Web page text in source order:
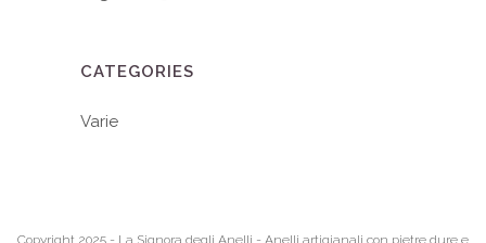
CATEGORIES
Varie
Copyright 2025 - La Signora degli Anelli - Anelli artigianali con pietre dure e